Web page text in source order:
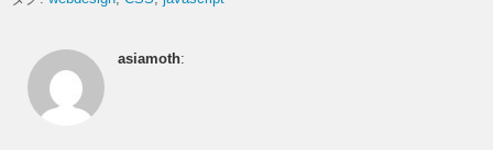
asiamoth: